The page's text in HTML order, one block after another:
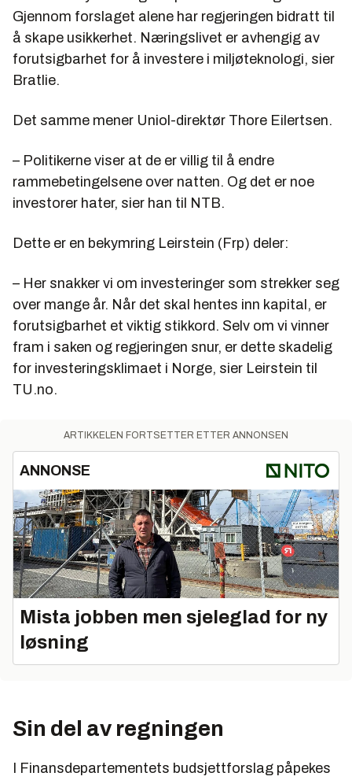
Gjennom forslaget alene har regjeringen bidratt til
å skape usikkerhet. Næringslivet er avhengig av
forutsigbarhet for å investere i miljøteknologi, sier
Bratlie.
Det samme mener Uniol-direktør Thore Eilertsen.
– Politikerne viser at de er villig til å endre
rammebetingelsene over natten. Og det er noe
investorer hater, sier han til NTB.
Dette er en bekymring Leirstein (Frp) deler:
– Her snakker vi om investeringer som strekker seg
over mange år. Når det skal hentes inn kapital, er
forutsigbarhet et viktig stikkord. Selv om vi vinner
fram i saken og regjeringen snur, er dette skadelig
for investeringsklimaet i Norge, sier Leirstein til
TU.no.
ARTIKKELEN FORTSETTER ETTER ANNONSEN
ANNONSE
Mista jobben men sjeleglad for ny
løsning
Sin del av regningen
I Finansdepartementets budsjettforslag påpekes